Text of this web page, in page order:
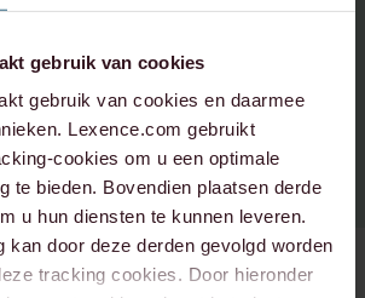
gebruik van cookies
gebruik van cookies en daarmee
Lexence.com gebruikt
cookies om u een optimale
te bieden. Bovendien plaatsen derde
u hun diensten te kunnen leveren.
kan door deze derden gevolgd worden
tracking cookies. Door hieronder
op:
6736
2026 RECENTE ZAAK⸱ 22-07-2026